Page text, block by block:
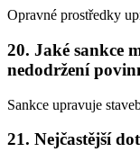
Opravné prostředky
20. Jaké sankce
nedodržení
Sankce upravuje
21. Nejčastější